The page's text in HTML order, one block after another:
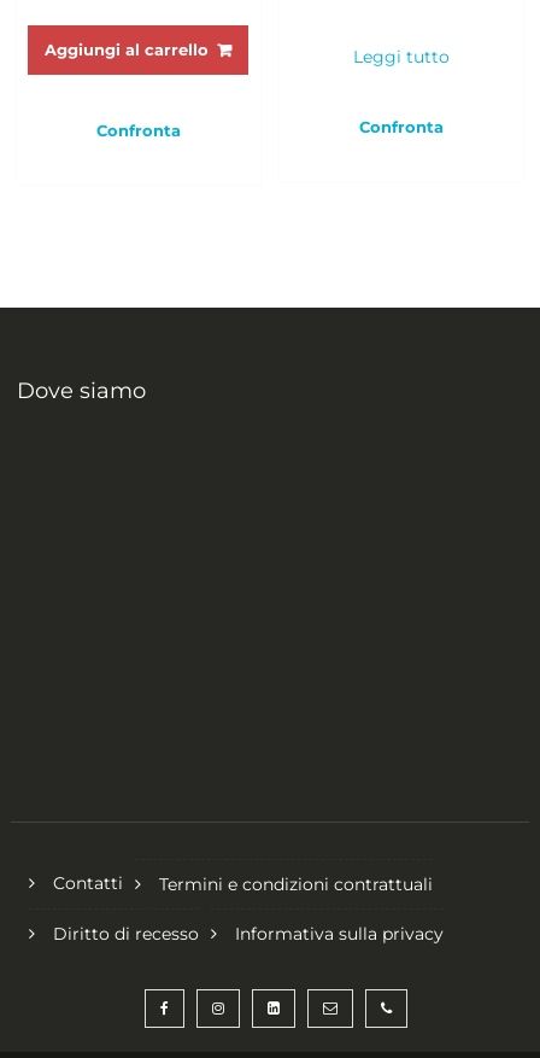
Aggiungi al carrello
Confronta
Leggi tutto
Confronta
Dove siamo
Contatti Termini e condizioni contrattuali
Diritto di recesso Informativa sulla privacy